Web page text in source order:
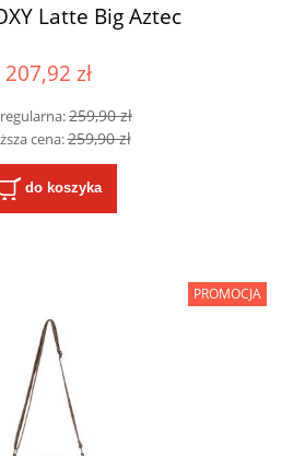
Latte Big Aztec
207,92 zł
259,90 zł
cena:259,90 zł
do koszyka
PROMOCJA